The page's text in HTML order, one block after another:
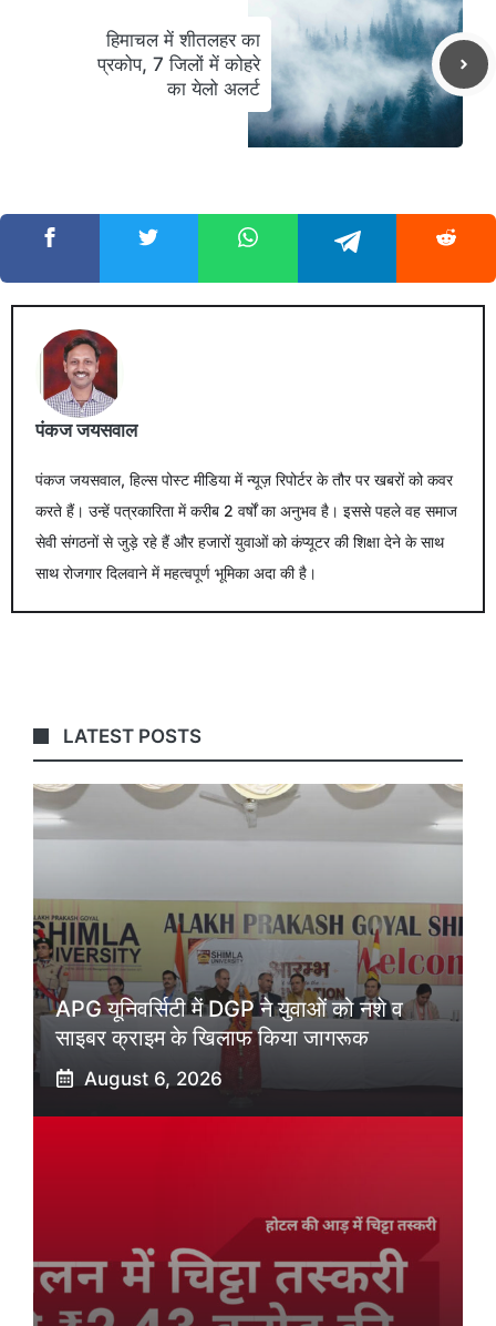
हिमाचल में शीतलहर का
प्रकोप, 7 जिलों में कोहरे
का येलो अलर्ट
पंकज जयसवाल
पंकज जयसवाल, हिल्स पोस्ट मीडिया में न्यूज़ रिपोर्टर के तौर पर खबरों को कवर
करते हैं। उन्हें पत्रकारिता में करीब 2 वर्षों का अनुभव है। इससे पहले वह समाज
सेवी संगठनों से जुड़े रहे हैं और हजारों युवाओं को कंप्यूटर की शिक्षा देने के साथ
साथ रोजगार दिलवाने में महत्वपूर्ण भूमिका अदा की है।
LATEST POSTS
APG यूनिवर्सिटी में DGP ने युवाओं को नशे व
साइबर क्राइम के खिलाफ किया जागरूक
August 6, 2026